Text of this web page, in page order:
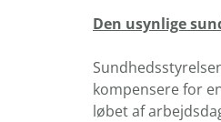
Den usynlige
kompensere for
løbet af